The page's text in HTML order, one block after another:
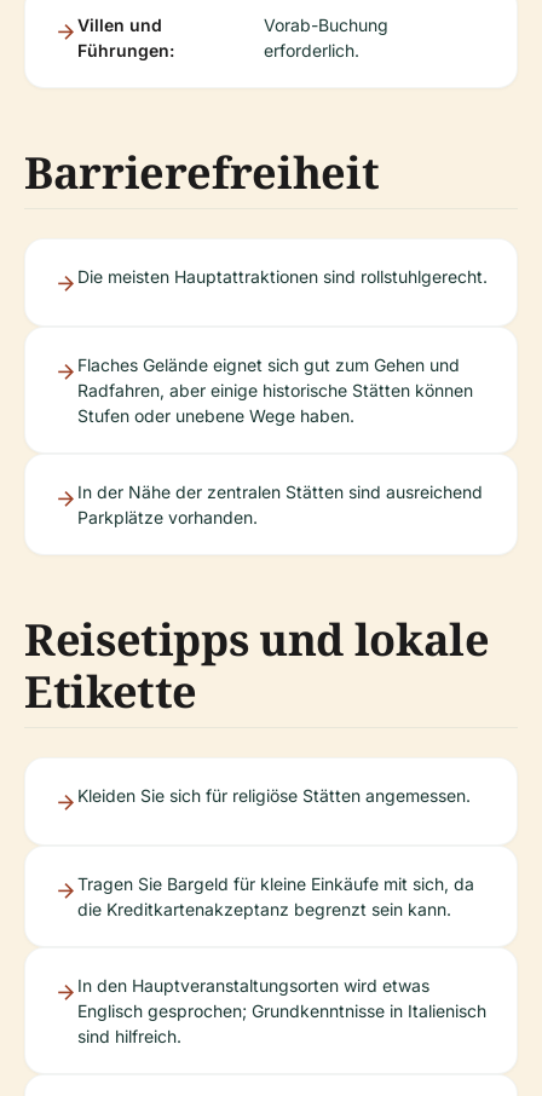
Villen und
Führungen:
Vorab-Buchung
erforderlich.
Barrierefreiheit
Die meisten Hauptattraktionen sind rollstuhlgerecht.
Flaches Gelände eignet sich gut zum Gehen und
Radfahren, aber einige historische Stätten können
Stufen oder unebene Wege haben.
In der Nähe der zentralen Stätten sind ausreichend
Parkplätze vorhanden.
Reisetipps und lokale
Etikette
Kleiden Sie sich für religiöse Stätten angemessen.
Tragen Sie Bargeld für kleine Einkäufe mit sich, da
die Kreditkartenakzeptanz begrenzt sein kann.
In den Hauptveranstaltungsorten wird etwas
Englisch gesprochen; Grundkenntnisse in Italienisch
sind hilfreich.